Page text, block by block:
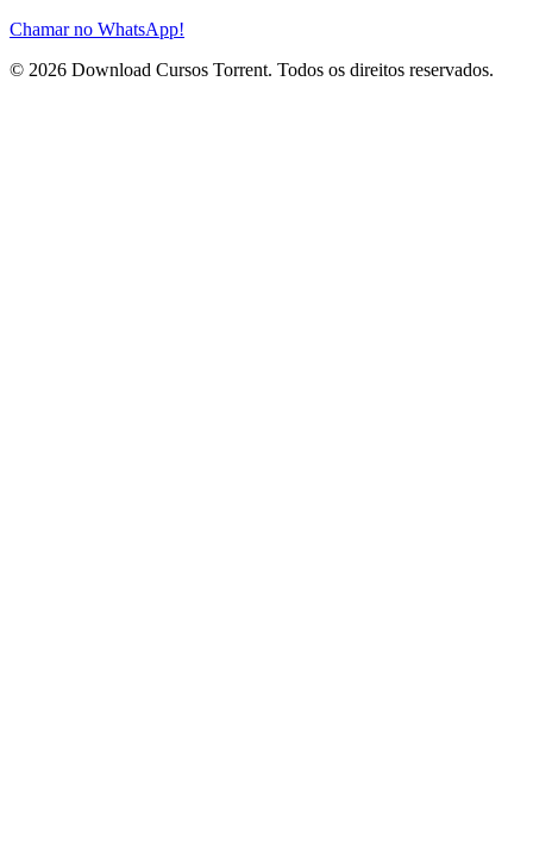
Chamar no WhatsApp!
© 2026 Download Cursos Torrent. Todos os direitos reservados.